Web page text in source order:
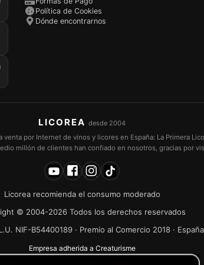
Política de Cookies
Dónde encontrarnos
LICOREA desde 2004
por Internet de vinos y licores en España: La Primera
millón de clientes han confiado en nosotros, gracias por
Licorea recomienda el consumo moderado
© 2004-2026 Todos los derechos reservados
NIF-B54400189 · Premio al Comercio 2018 · España
Empresa adherida a Creaturisme